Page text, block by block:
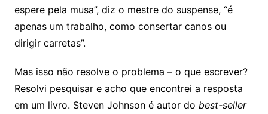
espere pela musa”, diz o mestre do suspense, “é
apenas um trabalho, como consertar canos ou
dirigir carretas”.
Mas isso não resolve o problema – o que escrever?
Resolvi pesquisar e acho que encontrei a resposta
em um livro. Steven Johnson é autor do best-seller